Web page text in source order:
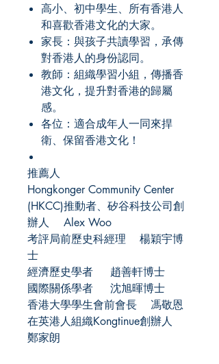
高小、初中學生、所有香港人
和喜歡香港文化的大家。
家長：與孩子共讀學習，承傳
對香港人的身份認同。
教師：組織學習小組，傳播香
港文化，提升對香港的歸屬
感。
各位：適合成年人一同來捍
衛、保留香港文化！
推薦人
Hongkonger Community Center
(HKCC)推動者、矽谷科技公司創
辦人 Alex Woo
考評局前歷史科經理 楊穎宇博
士
經濟歷史學者 趙善軒博士
國際關係學者 沈旭暉博士
香港大學學生會前會長 馮敬恩
在英港人組織Kongtinue創辦人
鄭家朗